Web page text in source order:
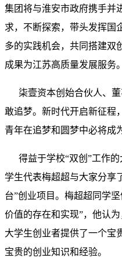
集团将与淮安市政府携手并
求，不断探索，带头发挥国
多的实践机会，共同搭建双
成果为江苏高质量发展服务。
柒壹资本创始合伙人、董
敢追梦。新时代开启新征程
青年在追梦和圆梦中必将成
得益于学校“双创”工作的
学生代表梅超超与大家分享
台”创业项目。梅超超同学
价值的存在和实现”，他认
大学生创业者提供了一个宝
宝贵的创业知识和经验。